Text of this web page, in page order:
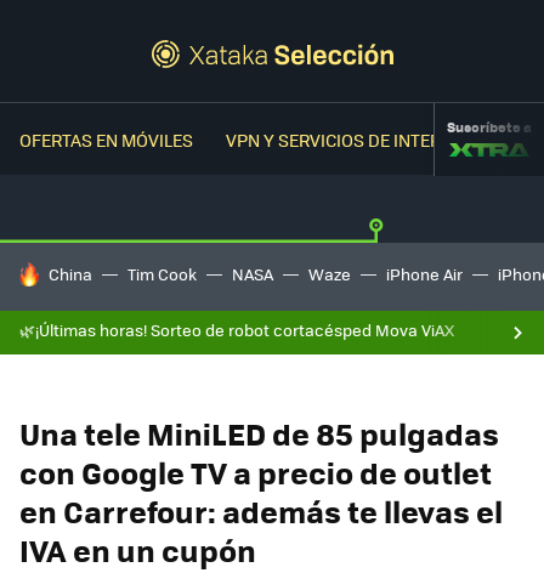
OFERTAS EN MÓVILES VPN Y SERVICIOS DE INTERNETSuscríbete a
HOY SE HABLA DE
China Tim Cook NASA Waze iPhone Air
🌿¡Últimas horas! Sorteo de robot cortacésped Mova ViAX
Una tele MiniLED de 85 pulgadas
con Google TV a precio de outlet
en Carrefour: además te llevas el
IVA en un cupón